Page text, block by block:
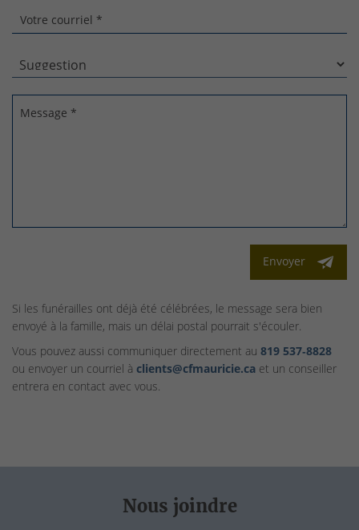
Votre courriel *
Message *
Envoyer
Si les funérailles ont déjà été célébrées, le message sera bien
envoyé à la famille, mais un délai postal pourrait s'écouler.
Vous pouvez aussi communiquer directement au 819 537‑8828
ou envoyer un courriel à clients@cfmauricie.ca et un conseiller
entrera en contact avec vous.
Nous joindre